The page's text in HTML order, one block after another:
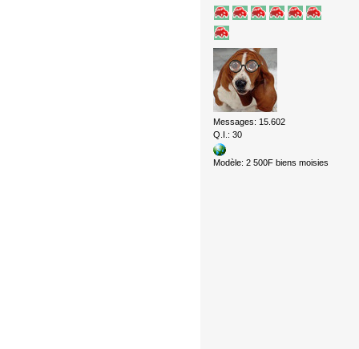
Messages: 15.602
Q.I.: 30
Modèle: 2 500F biens moisies